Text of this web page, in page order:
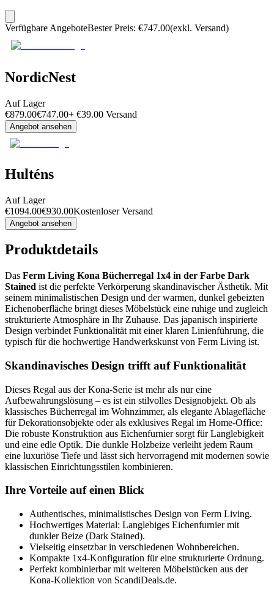
Verfügbare AngeboteBester Preis: €747.00(exkl. Versand)
NordicNest
Auf Lager
€879.00€747.00+ €39.00 Versand
Angebot ansehen
Hulténs
Auf Lager
€1094.00€930.00Kostenloser Versand
Angebot ansehen
Produktdetails
Das Ferm Living Kona Bücherregal 1x4 in der Farbe Dark
Stained ist die perfekte Verkörperung skandinavischer Ästhetik. Mit
seinem minimalistischen Design und der warmen, dunkel gebeizten
Eichenoberfläche bringt dieses Möbelstück eine ruhige und zugleich
strukturierte Atmosphäre in Ihr Zuhause. Das japanisch inspirierte
Design verbindet Funktionalität mit einer klaren Linienführung, die
typisch für die hochwertige Handwerkskunst von Ferm Living ist.
Skandinavisches Design trifft auf Funktionalität
Dieses Regal aus der Kona-Serie ist mehr als nur eine
Aufbewahrungslösung – es ist ein stilvolles Designobjekt. Ob als
klassisches Bücherregal im Wohnzimmer, als elegante Ablagefläche
für Dekorationsobjekte oder als exklusives Regal im Home-Office:
Die robuste Konstruktion aus Eichenfurnier sorgt für Langlebigkeit
und eine edle Optik. Die dunkle Holzbeize verleiht jedem Raum
eine luxuriöse Tiefe und lässt sich hervorragend mit modernen sowie
klassischen Einrichtungsstilen kombinieren.
Ihre Vorteile auf einen Blick
Authentisches, minimalistisches Design von Ferm Living.
Hochwertiges Material: Langlebiges Eichenfurnier mit
dunkler Beize (Dark Stained).
Vielseitig einsetzbar in verschiedenen Wohnbereichen.
Kompakte 1x4-Konfiguration für eine strukturierte Ordnung.
Perfekt kombinierbar mit weiteren Möbelstücken aus der
Kona-Kollektion von ScandiDeals.de.